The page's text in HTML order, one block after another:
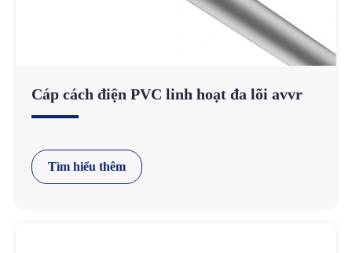
Cáp cách điện PVC linh hoạt đa lõi avvr
Tìm hiểu thêm